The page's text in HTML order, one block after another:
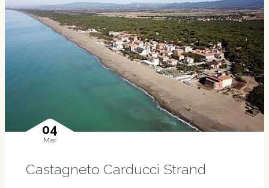
04
Mar
Castagneto Carducci Strand